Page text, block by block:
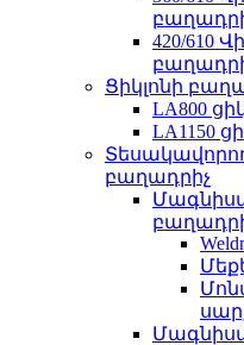
420/610
Ցիկլոնի
LA800
LA1150
բաղադրիչ